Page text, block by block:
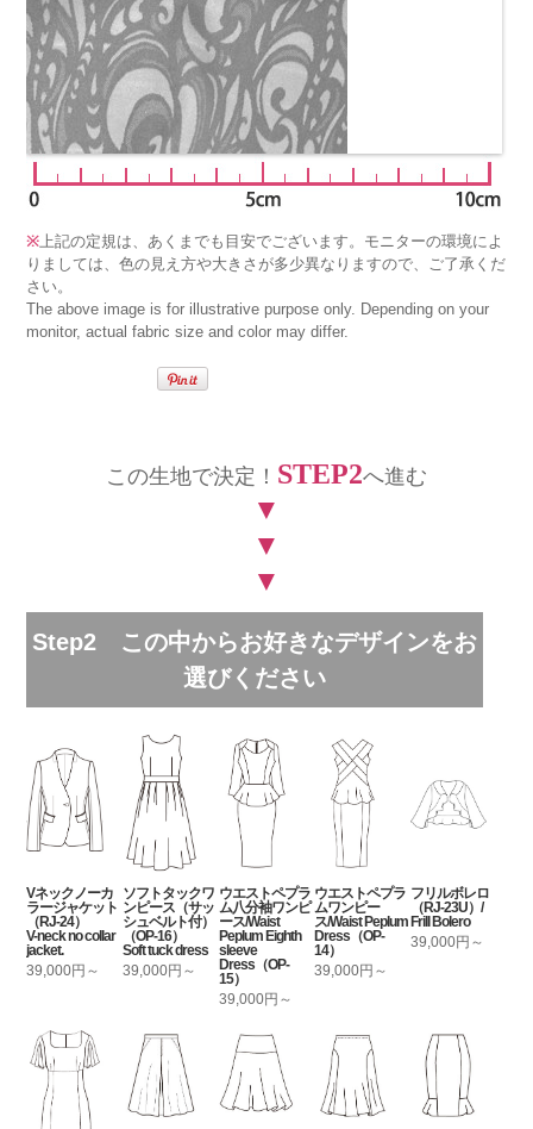
※上記の定規は、あくまでも目安でございます。モニターの環境によ
りましては、色の見え方や大きさが多少異なりますので、ご了承くだ
さい。
The above image is for illustrative purpose only. Depending on your
monitor, actual fabric size and color may differ.
この生地で決定！ STEP2へ進む
▼
▼
▼
Step2 この中からお好きなデザインをお
選びください
Vネックノーカ
ラージャケット
（RJ-24）
V-neck no collar
jacket.
39,000円～
ソフトタックワ
ンピース（サッ
シュベルト付）
（OP-16）
Soft tuck dress
39,000円～
ウエストペプラ
ム八分袖ワンピ
ース/Waist
Peplum Eighth
sleeve
Dress（OP-
15）
39,000円～
ウエストペプラ
ムワンピー
ス/Waist Peplum
Dress（OP-
14）
39,000円～
フリルボレロ
（RJ-23U）/
Frill Bolero
39,000円～